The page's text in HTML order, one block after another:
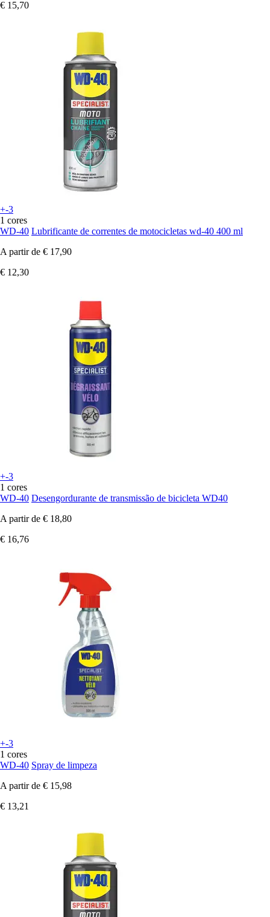
€ 15,70
+-3
1 cores
WD-40 Lubrificante de correntes de motocicletas wd-40 400 ml
A partir de € 17,90
€ 12,30
+-3
1 cores
WD-40 Desengordurante de transmissão de bicicleta WD40
A partir de € 18,80
€ 16,76
+-3
1 cores
WD-40 Spray de limpeza
A partir de € 15,98
€ 13,21